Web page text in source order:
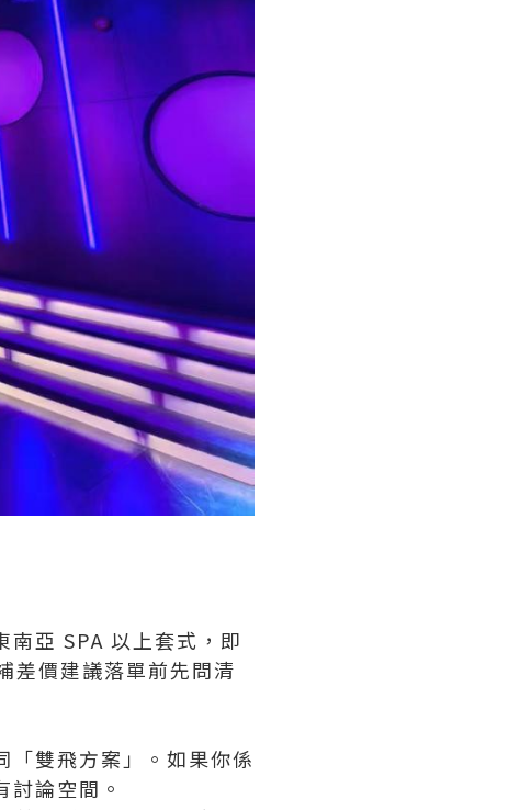
亞 SPA 以上套式，即
差價建議落單前先問清
「雙飛方案」。如果你係
論空間。